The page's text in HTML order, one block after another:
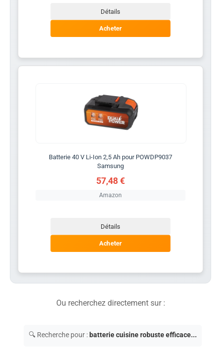
Détails
Acheter
Batterie 40 V Li-Ion 2,5 Ah pour POWDP9037
Samsung
57,48 €
Amazon
Détails
Acheter
Ou recherchez directement sur :
🔍 Recherche pour : batterie cuisine robuste efficace...